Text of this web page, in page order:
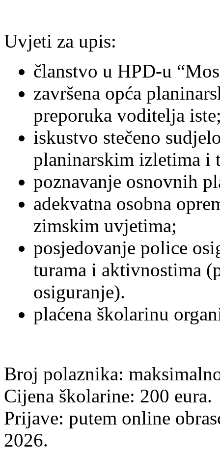
Uvjeti za upis:
članstvo u HPD-u
završena opća
preporuka voditelja
iskustvo stečeno
planinarskim izletima i
poznavanje osnovnih
adekvatna osobna
zimskim uvjetima;
posjedovanje police
turama i aktivnostima
osiguranje).
plaćena školarinu
Broj polaznika:
Cijena školarine: 200 eura.
Prijave: putem online
2026.